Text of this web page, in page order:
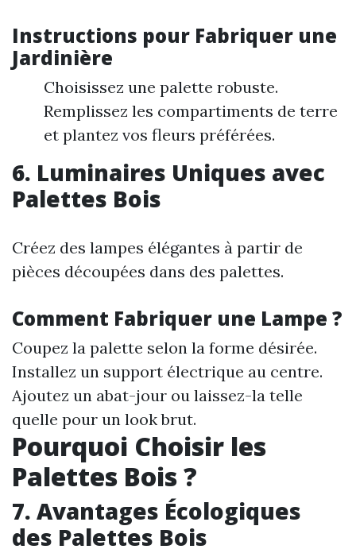
Instructions pour Fabriquer une
Jardinière
Choisissez une palette robuste.
Remplissez les compartiments de terre
et plantez vos fleurs préférées.
6. Luminaires Uniques avec
Palettes Bois
Créez des lampes élégantes à partir de
pièces découpées dans des palettes.
Comment Fabriquer une Lampe ?
Coupez la palette selon la forme désirée.
Installez un support électrique au centre.
Ajoutez un abat-jour ou laissez-la telle
quelle pour un look brut.
Pourquoi Choisir les
Palettes Bois ?
7. Avantages Écologiques
des Palettes Bois